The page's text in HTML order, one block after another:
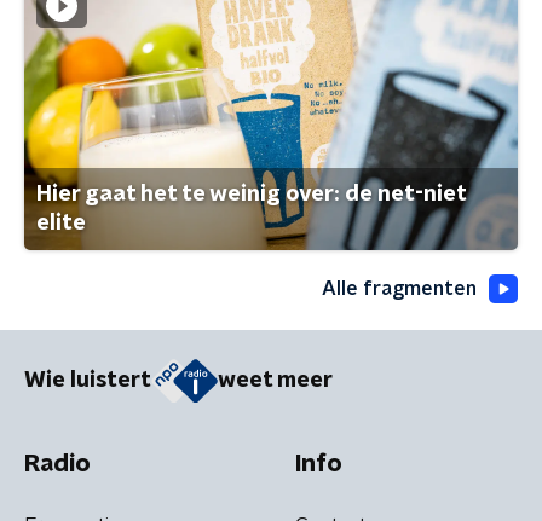
Hier gaat het te weinig over: de net-niet
elite
Alle fragmenten
Wie luistert weet meer
Radio Info